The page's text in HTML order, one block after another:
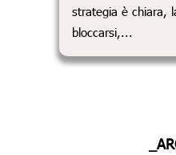
strategia è chiara,
bloccarsi,...